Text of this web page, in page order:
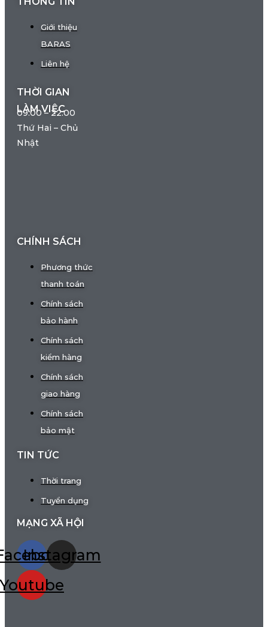
Giới thiệu
BARAS
Liên hệ
THỜI GIAN
LÀM VIỆC
09:00 – 22:00
Thứ Hai – Chủ
Nhật
CHÍNH SÁCH
Phương thức
thanh toán
Chính sách
bảo hành
Chính sách
kiểm hàng
Chính sách
giao hàng
Chính sách
bảo mật
TIN TỨC
Thời trang
Tuyển dụng
MẠNG XÃ HỘI
Instagram
Youtube